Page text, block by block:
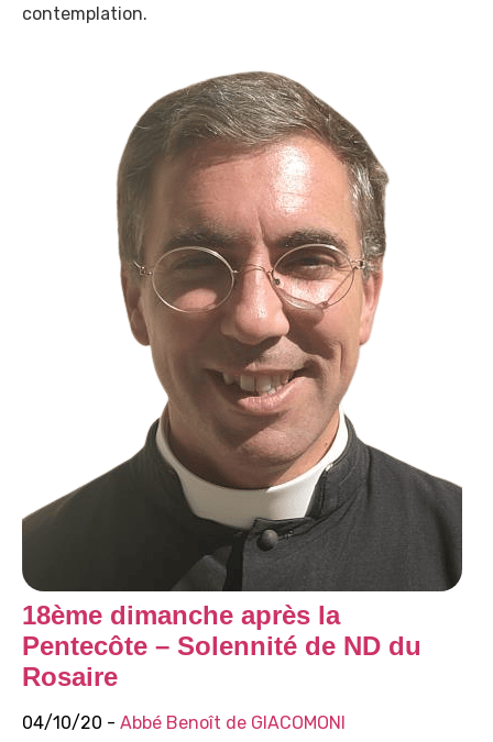
contemplation.
18ème dimanche après la
Pentecôte – Solennité de ND du
Rosaire
04/10/20 - Abbé Benoît de GIACOMONI